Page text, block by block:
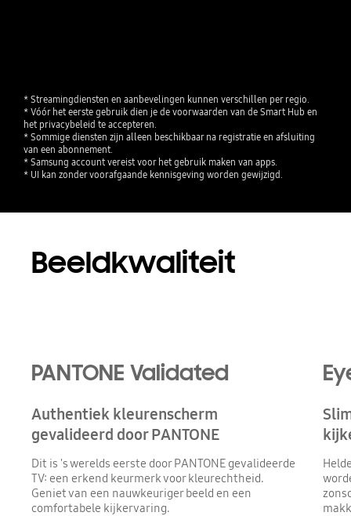
* Streamingdiensten en aanbevelingen kunnen verschillen per regio.
* Vóór het eerste gebruik dien je de voorwaarden van de Smart Hub en
het privacybeleid te accepteren.
* Sommige diensten zijn alleen beschikbaar na registratie en afsluiting
van een abonnement.
* Samsung account vereist voor het gebruik maken van apps.
* UI kan zonder voorafgaande kennisgeving worden gewijzigd.
Beeldkwaliteit
PANTONE Validated
Authentiek kleurenscherm
gevalideerd door PANTONE
Dit is 's werelds eerste door PANTONE gevalideerde
TV: een erkend keurmerk voor kleurechtheid.
Geniet van een nauwkeuriger beeld en een
comfortabele kijkervaring.